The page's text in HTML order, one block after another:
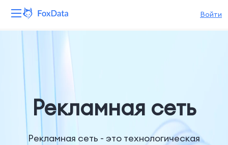
Войти
Решения
Ресурсы
Рекламная сеть
Рекламная сеть - это технологическая